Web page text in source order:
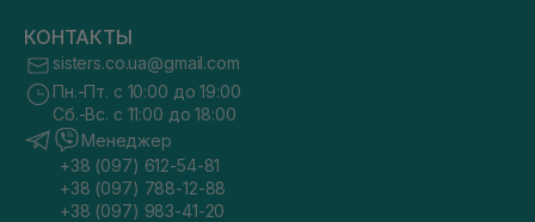
КОНТАКТЫ
sisters.co.ua@gmail.com
Пн.-Пт. с 10:00 до 19:00
Сб.-Вс. с 11:00 до 18:00
Менеджер
+38 (097) 612-54-81
+38 (097) 788-12-88
+38 (097) 983-41-20